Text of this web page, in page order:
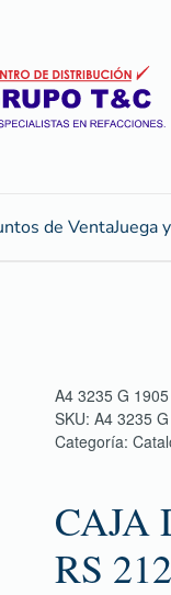
de VentaJuega
A4 3235 G 1905
SKU: A4 3235
Categoría:
CAJA
RS